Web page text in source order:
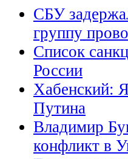
СБУ
группу
Список
России
Хабенский:
Путина
Владимир
конфликт в